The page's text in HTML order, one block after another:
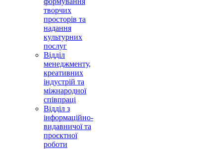
творчих
просторів та
надання
культурних
послуг
Відділ
менеджменту,
креативних
індустрій та
міжнародної
співпраці
Відділ з
інформаційно-
видавничої та
проєктної
роботи